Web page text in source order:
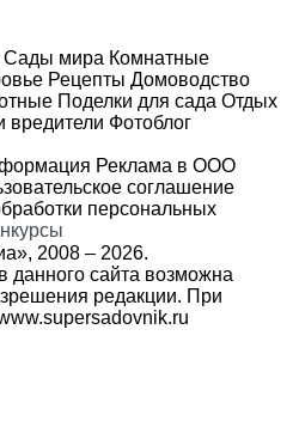
Сады мира Комнатные
Рецепты Домоводство
Поделки для сада Отдых
вредители Фотоблог
Реклама в ООО
соглашение
персональных
2008 – 2026.
данного сайта возможна
редакции. При